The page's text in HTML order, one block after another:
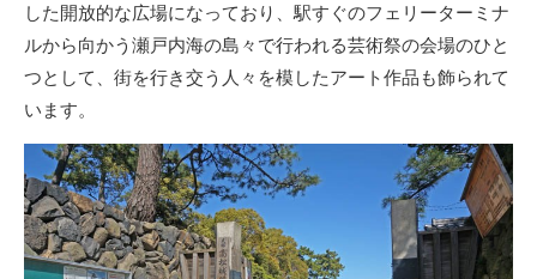
した開放的な広場になっており、駅すぐのフェリーターミナ
ルから向かう瀬戸内海の島々で行われる芸術祭の会場のひと
つとして、街を行き交う人々を模したアート作品も飾られて
います。